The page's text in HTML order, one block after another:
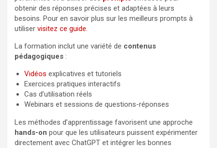
obtenir des réponses précises et adaptées à leurs
besoins. Pour en savoir plus sur les meilleurs prompts à
utiliser visitez ce guide.
La formation inclut une variété de contenus
pédagogiques :
Vidéos explicatives et tutoriels
Exercices pratiques interactifs
Cas d’utilisation réels
Webinars et sessions de questions-réponses
Les méthodes d’apprentissage favorisent une approche
hands-on pour que les utilisateurs puissent expérimenter
directement avec ChatGPT et intégrer les bonnes